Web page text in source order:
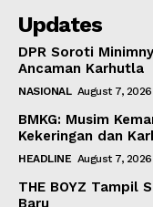
Updates
DPR Soroti
Ancaman Karhutla
NASIONAL August 7, 2026
BMKG: Musim
Kekeringan dan
HEADLINE August 7, 2026
THE BOYZ Tampil
Baru